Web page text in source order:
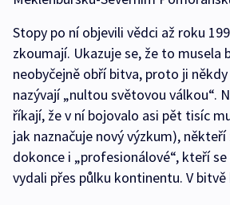
Stopy po ní objevili vědci až roku
zkoumají. Ukazuje se, že to musela
neobyčejně obří bitva, proto ji
nazývají „nultou světovou válkou“.
říkají, že v ní bojovalo asi pět tisíc
jak naznačuje nový výzkum),
dokonce i „profesionálové“, kteří
vydali přes půlku kontinentu. V